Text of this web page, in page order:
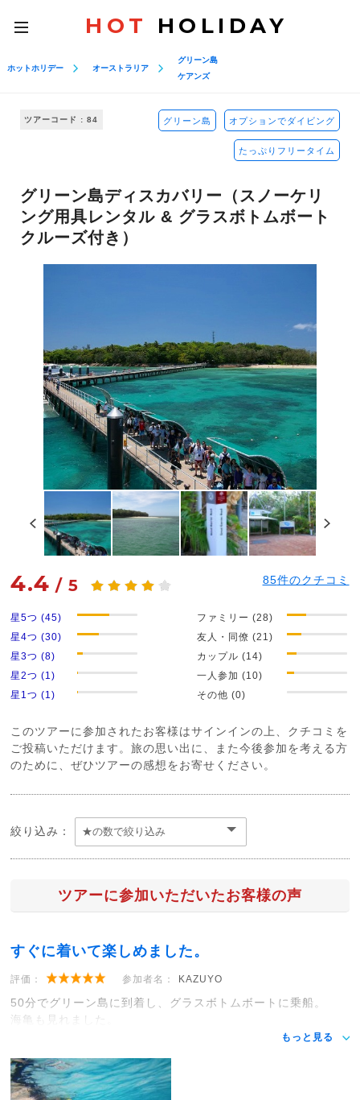
toggle
navigation
HOT HOLIDAY
ホットホリデー オーストラリア
グリーン島
ケアンズ
ツアーコード : 84 グリーン島 オプションでダイビング
たっぷりフリータイム
グリーン島ディスカバリー（スノーケリ
ング用具レンタル & グラスボトムボート
クルーズ付き）
4.4 /5 85件のクチコミ
星5つ (45)
星4つ (30)
星3つ (8)
星2つ (1)
星1つ (1)
ファミリー (28)
友人・同僚 (21)
カップル (14)
一人参加 (10)
その他 (0)
このツアーに参加されたお客様はサインインの上、クチコミを
ご投稿いただけます。旅の思い出に、また今後参加を考える方
のために、ぜひツアーの感想をお寄せください。
絞り込み：
ツアーに参加いただいたお客様の声
すぐに着いて楽しめました。
評価： 参加者名： KAZUYO
50分でグリーン島に到着し、グラスボトムボートに乗船。
海亀も見れました。
もっと見る